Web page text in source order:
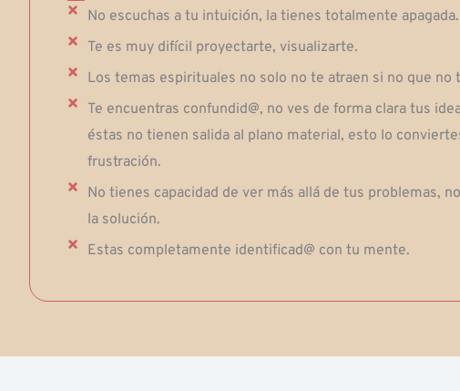
No escuchas a tu intuición, la tienes totalmente apagada.
Te es muy difícil proyectarte, visualizarte.
Los temas espirituales no solo no te atraen si no que no
Te encuentras confundid@, no ves de forma clara tus
éstas no tienen salida al plano material, esto lo
frustración.
No tienes capacidad de ver más allá de tus problemas,
la solución.
Estas completamente identificad@ con tu mente.